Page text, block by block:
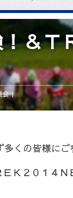
＆Ｔ
会」
くの皆様に
Ｋ２０１４